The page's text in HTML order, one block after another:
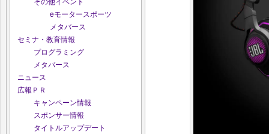
eモータースポーツ
メタバース
セミナ・教育情報
プログラミング
メタバース
ニュース
広報ＰＲ
キャンペーン情報
スポンサー情報
タイトルアップデート